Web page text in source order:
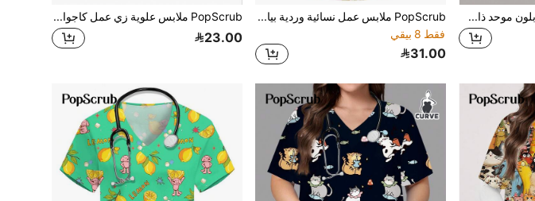
PopScrub ملابس علوية بلون موحد ذات أكمام قصيرة وياقة على شكل حرف V للممرضات من المقاس الكبير، بجيبين، من قماش مطاطي ناعم بطبعات محبوكة
PopScrub ملابس عمل نسائية وردية بياقة على شكل حرف V وأكمام قصيرة وجيوب مزدوجة بنمط كرتوني لطيف، طباعة حيوان جرو لطيف، ملابس عمل ممرضة/طبيب/ملابس فحص صحي/ملابس عمل تنظيف الحيوانات الأليفة/ملابس عمل أخصائي تغذية بأكمام قصيرة/ملابس عمل مختبر، ملابس عمل وظيفية متعددة الجيوب، ملابس عطلة نسائية وظيفية،
فقط 8 بيقي
31.00
PopScrub ملابس علوية زي عمل كاجوال بسيط، مناسب لمستشفيات الحيوانات الأليفة
23.00